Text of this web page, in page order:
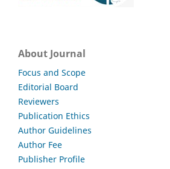
About Journal
Focus and Scope
Editorial Board
Reviewers
Publication Ethics
Author Guidelines
Author Fee
Publisher Profile